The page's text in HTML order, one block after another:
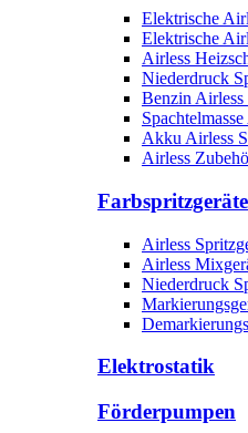
Elektrische
Elektrische
Airless
Niederdruck
Benzin Airless
Akku Airless
Airless
Farbspritzgeräte
Airless
Airless
Niederdruck
Elektrostatik
Förderpumpen